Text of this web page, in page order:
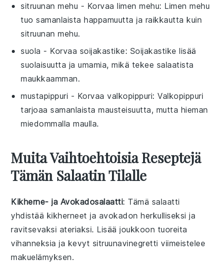
sitruunan mehu - Korvaalimen mehu: Limen mehu
tuo samanlaista happamuutta ja raikkautta kuin
sitruunan mehu.
suola - Korvaa soijakastike: Soijakastike lisää
suolaisuutta ja umamia, mikä tekee salaatista
maukkaamman.
mustapippuri - Korvaavalkopippuri: Valkopippuri
tarjoaa samanlaista mausteisuutta, mutta hieman
miedommalla maulla.
Muita Vaihtoehtoisia Reseptejä
Tämän Salaatin Tilalle
Kikherne- ja Avokadosalaatti: Tämä salaatti
yhdistää kikherneet ja avokadon herkulliseksi ja
ravitsevaksi ateriaksi. Lisää joukkoon tuoreita
vihanneksia ja kevyt sitruunavinegretti viimeistelee
makuelämyksen.